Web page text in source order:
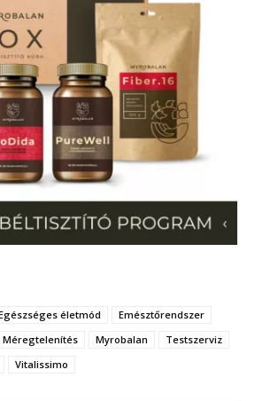
életmód
Emésztőrendszer
Méregtelenítés Myrobalan
Testszerviz
Vitalissimo